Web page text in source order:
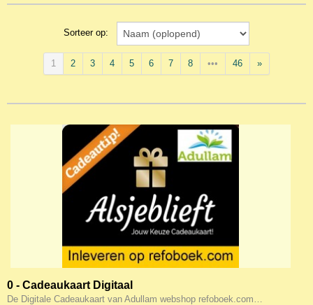
Sorteer op:
1 2 3 4 5 6 7 8 ••• 46 »
0 - Cadeaukaart Digitaal
De Digitale Cadeaukaart van Adullam webshop refoboek.com…